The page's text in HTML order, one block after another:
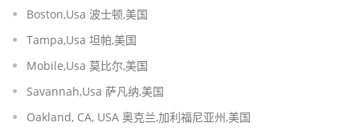
Boston,Usa 波士顿,美国
Tampa,Usa 坦帕,美国
Mobile,Usa 莫比尔,美国
Savannah,Usa 萨凡纳,美国
Oakland, CA, USA 奥克兰,加利福尼亚州,美国